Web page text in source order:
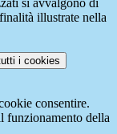
si avvalgono di
illustrate nella
i cookies
consentire.
funzionamento della